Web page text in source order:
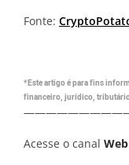
Fonte:
*Este artigo é para fins
financeiro, jurídico,
Acesse o canal